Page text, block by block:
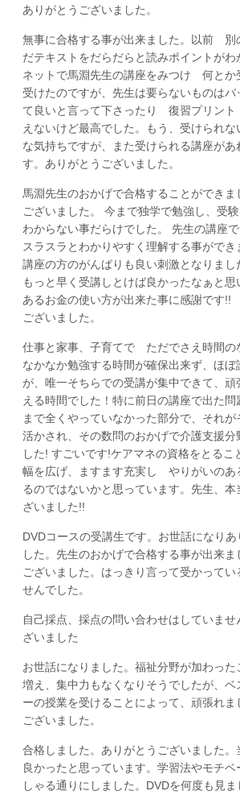
ありがとうございました。
無事に合格する事が出来ました。以前
だテキストをだらだらと読みポイントがわ
ネットで馬淵先生の講座をみつけ 何と
受けたのですが、先生は要らないものはバ
て良いと言って下さったり 復習プリント
えないけど最高でした。もう、受けられ
な気持ちですが、また受けられる講座があ
す。ありがとうございました。
馬淵先生のおかげで合格することができま
ございました。 今まで独学で勉強し、受験
わからない事だらけでした。 先生の講座で
スラスラとわかりやすく理解する事ができ
講座の方のがんばりも良い刺激となりまし
もっと早く受講しとけば良かったなぁと
あるお金の使い方が出来た事に感謝です!!
ございました。
仕事と家事、子育てで ただでさえ時間の
なかなか勉強する時間が確保出来ず、ほぼ
が、唯一そちらでの受講が集中できて、頑
える時間でした！特に前日の講座で出た
まで全くやっていなかった部分で、それが
活かされ、その数問のおかげで介護支援分
した! すごいです!ケアマネの資格をとるこ
幅を広げ、ますます充実し やりがいのあ
るのではないかと思っています。先生、
ざいました!!
DVDコースの受講生です。お世話になりあ
した。先生のおかげで合格する事が出来ま
ございました。はっきり言って受かってい
せんでした。
自己採点、採点の問い合わせはしていま
ざいました
お世話になりました。福祉分野が加わった
増え、集中力もなくなりそうでしたが、ベ
ーの授業を受けることによって、頑張れま
ございました。
合格しました。ありがとうございました。
良かったと思っています。学習法やモチベ
しゃる通りにしました。DVDを何度も見